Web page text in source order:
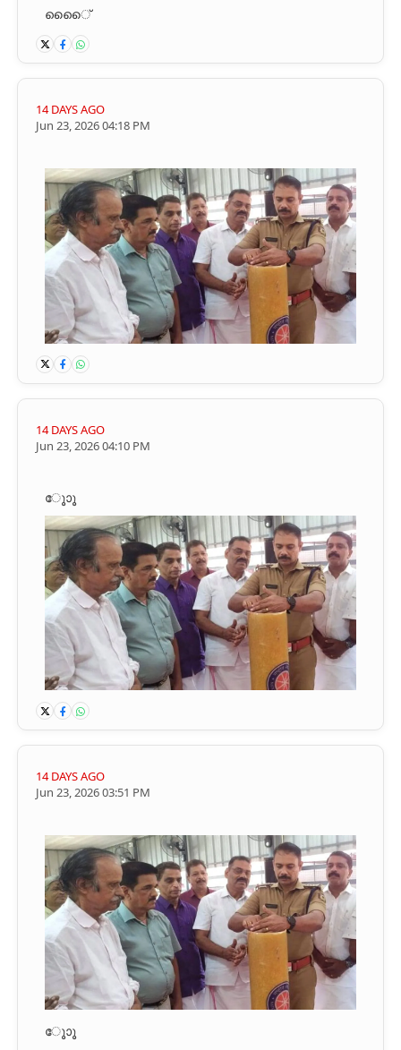
ൈ്ൈ
14 DAYS AGO
Jun 23, 2026 04:18 PM
14 DAYS AGO
Jun 23, 2026 04:10 PM
ൂാേൂ
14 DAYS AGO
Jun 23, 2026 03:51 PM
ൂാേൂ